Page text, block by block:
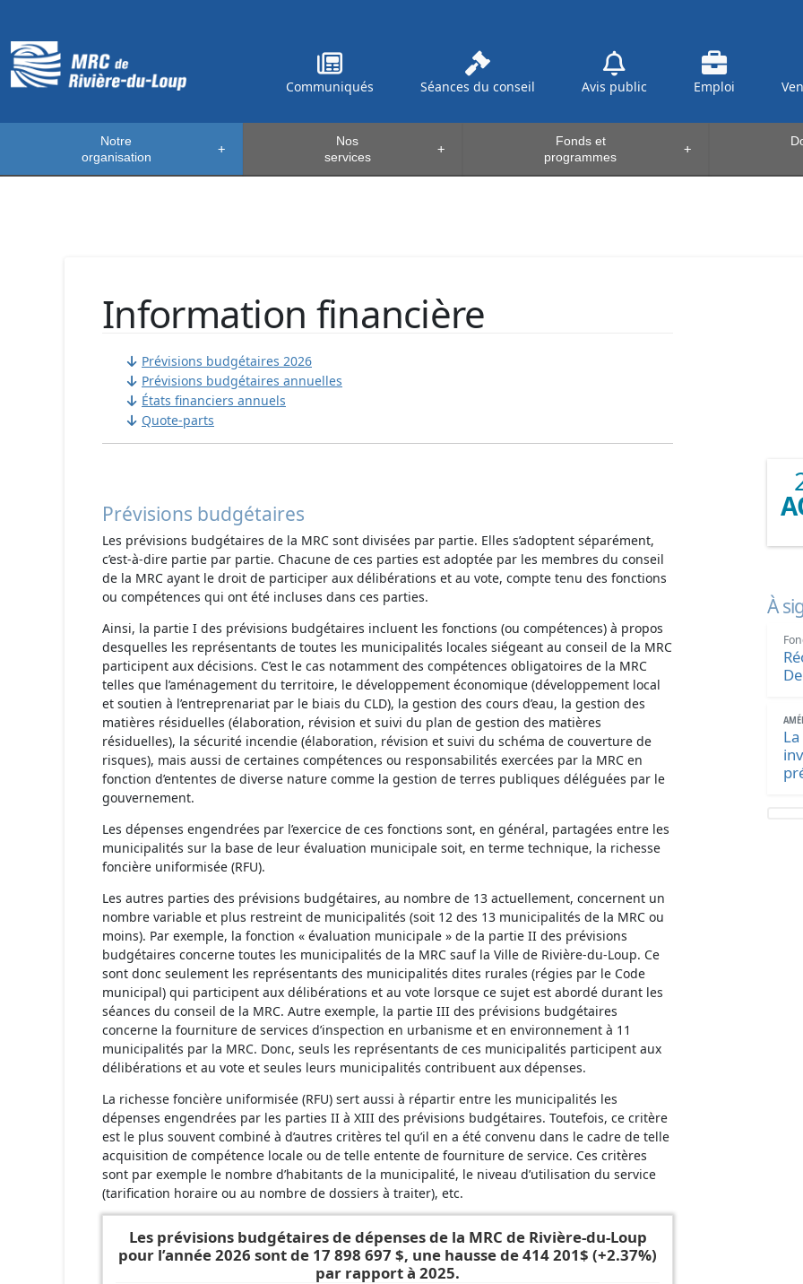
Communiqués Séances du conseil Avis public Emploi
+
Notre
organisation
+
Nos
services
+
Fonds et
programmes
Information financière
Prévisions budgétaires 2026
Prévisions budgétaires annuelles
États financiers annuels
Quote-parts
Prévisions budgétaires
Les prévisions budgétaires de la MRC sont divisées par partie. Elles s’adoptent séparément,
c’est-à-dire partie par partie. Chacune de ces parties est adoptée par les membres du conseil
de la MRC ayant le droit de participer aux délibérations et au vote, compte tenu des fonctions
ou compétences qui ont été incluses dans ces parties.
Ainsi, la partie I des prévisions budgétaires incluent les fonctions (ou compétences) à propos
desquelles les représentants de toutes les municipalités locales siégeant au conseil de la MRC
participent aux décisions. C’est le cas notamment des compétences obligatoires de la MRC
telles que l’aménagement du territoire, le développement économique (développement local
et soutien à l’entreprenariat par le biais du CLD), la gestion des cours d’eau, la gestion des
matières résiduelles (élaboration, révision et suivi du plan de gestion des matières
résiduelles), la sécurité incendie (élaboration, révision et suivi du schéma de couverture de
risques), mais aussi de certaines compétences ou responsabilités exercées par la MRC en
fonction d’ententes de diverse nature comme la gestion de terres publiques déléguées par le
gouvernement.
Les dépenses engendrées par l’exercice de ces fonctions sont, en général, partagées entre les
municipalités sur la base de leur évaluation municipale soit, en terme technique, la richesse
foncière uniformisée (RFU).
Les autres parties des prévisions budgétaires, au nombre de 13 actuellement, concernent un
nombre variable et plus restreint de municipalités (soit 12 des 13 municipalités de la MRC ou
moins). Par exemple, la fonction « évaluation municipale » de la partie II des prévisions
budgétaires concerne toutes les municipalités de la MRC sauf la Ville de Rivière-du-Loup. Ce
sont donc seulement les représentants des municipalités dites rurales (régies par le Code
municipal) qui participent aux délibérations et au vote lorsque ce sujet est abordé durant les
séances du conseil de la MRC. Autre exemple, la partie III des prévisions budgétaires
concerne la fourniture de services d’inspection en urbanisme et en environnement à 11
municipalités par la MRC. Donc, seuls les représentants de ces municipalités participent aux
délibérations et au vote et seules leurs municipalités contribuent aux dépenses.
La richesse foncière uniformisée (RFU) sert aussi à répartir entre les municipalités les
dépenses engendrées par les parties II à XIII des prévisions budgétaires. Toutefois, ce critère
est le plus souvent combiné à d’autres critères tel qu’il en a été convenu dans le cadre de telle
acquisition de compétence locale ou de telle entente de fourniture de service. Ces critères
sont par exemple le nombre d’habitants de la municipalité, le niveau d’utilisation du service
(tarification horaire ou au nombre de dossiers à traiter), etc.
Les prévisions budgétaires de dépenses de la MRC de Rivière-du-Loup
pour l’année 2026 sont de 17 898 697 $, une hausse de 414 201$ (+2.37%)
par rapport à 2025.
À